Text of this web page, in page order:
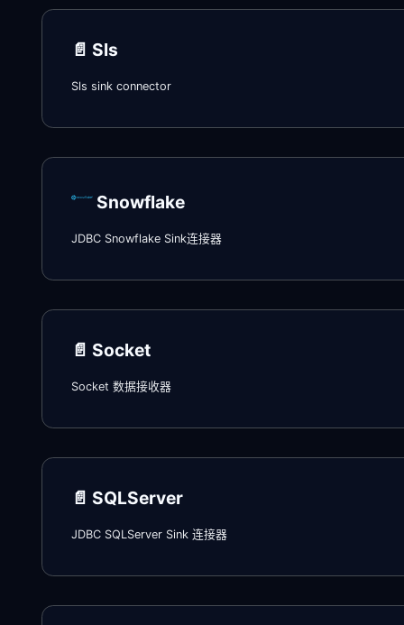
📄️ Sls
Sls sink connector
Snowflake
JDBC Snowflake Sink连接器
📄️ Socket
Socket 数据接收器
📄️ SQLServer
JDBC SQLServer Sink 连接器